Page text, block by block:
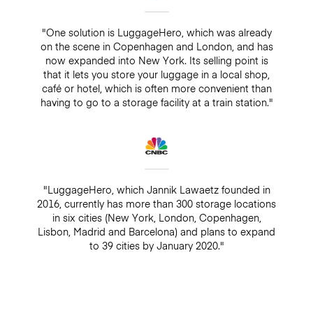
"One solution is LuggageHero, which was already
on the scene in Copenhagen and London, and has
now expanded into New York. Its selling point is
that it lets you store your luggage in a local shop,
café or hotel, which is often more convenient than
having to go to a storage facility at a train station."
"LuggageHero, which Jannik Lawaetz founded in
2016, currently has more than 300 storage locations
in six cities (New York, London, Copenhagen,
Lisbon, Madrid and Barcelona) and plans to expand
to 39 cities by January 2020."